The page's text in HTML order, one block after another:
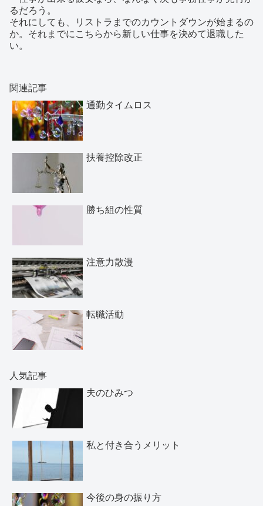
るだろう。
それにしても、リストラまでのカウントダウンが始まるの
か。それまでにこちらから新しい仕事を決めて退職した
い。
関連記事
通勤タイムロス
扶養控除改正
勝ち組の性質
注意力散漫
転職活動
人気記事
夫のひみつ
私と付き合うメリット
今後の身の振り方